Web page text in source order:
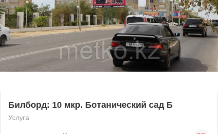
Билборд: 10 мкр. Ботанический сад Б
Услуга